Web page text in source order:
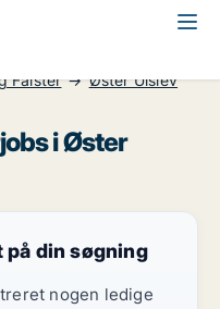
Falster Øster Ulslev
i Øster
din søgning
nogen ledige